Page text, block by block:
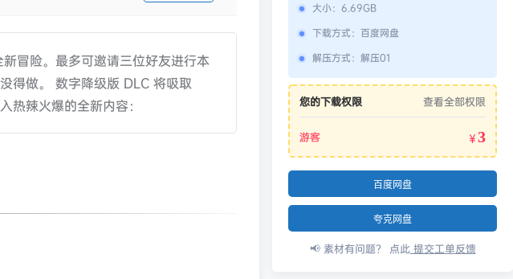
冒险。最多可邀请三位好友进行本
得做。 数字降级版 DLC 将吸取
辣火爆的全新内容：
大小： 6.69GB
下载方式： 百度网盘
解压方式： 解压01
您的下载权限 查看全部权限
游客 ￥3
百度网盘
夸克网盘
📢 素材有问题？ 点此提交工单反馈